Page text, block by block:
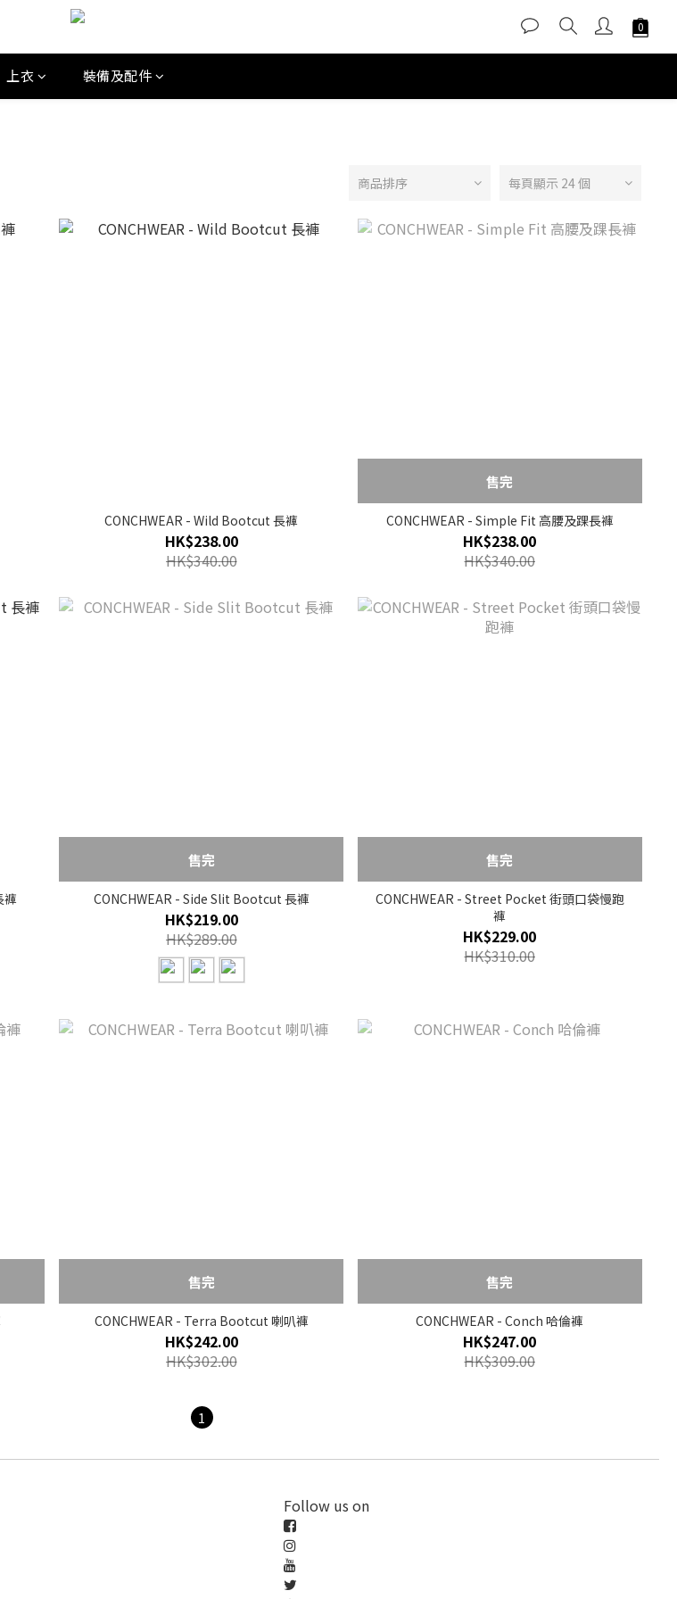
上衣 裝備及配件
商品排序 每頁顯示 24 個
CONCHWEAR - Wild Bootcut 長褲
HK$238.00
HK$340.00
售完
CONCHWEAR - Simple Fit 高腰及踝長褲
HK$238.00
HK$340.00
褲
售完
CONCHWEAR - Side Slit Bootcut 長褲
HK$219.00
HK$289.00
售完
CONCHWEAR - Street Pocket 街頭口袋慢跑
褲
HK$229.00
HK$310.00
售完
CONCHWEAR - Terra Bootcut 喇叭褲
HK$242.00
HK$302.00
售完
CONCHWEAR - Conch 哈倫褲
HK$247.00
HK$309.00
1
Follow us on